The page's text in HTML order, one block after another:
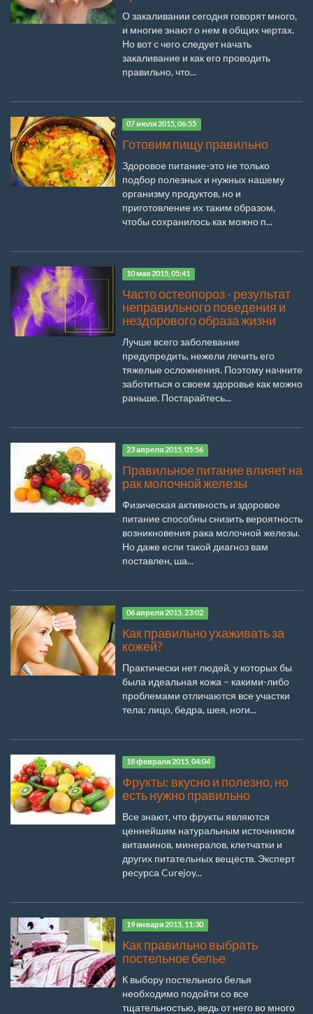
О закаливании сегодня говорят много,
и многие знают о нем в общих чертах.
Но вот с чего следует начать
закаливание и как его проводить
правильно, что...
07 июля 2015, 06:55
Готовим пищу правильно
Здоровое питание-это не только
подбор полезных и нужных нашему
организму продуктов, но и
приготовление их таким образом,
чтобы сохранилось как можно п...
10 мая 2015, 05:41
Часто остеопороз - результат
неправильного поведения и
нездорового образа жизни
Лучше всего заболевание
предупредить, нежели лечить его
тяжелые осложнения. Поэтому начните
заботиться о своем здоровье как можно
раньше. Постарайтесь...
23 апреля 2015, 05:56
Правильное питание влияет на
рак молочной железы
Физическая активность и здоровое
питание способны снизить вероятность
возникновения рака молочной железы.
Но даже если такой диагноз вам
поставлен, ша...
06 апреля 2015, 23:02
Как правильно ухаживать за
кожей?
Практически нет людей, у которых бы
была идеальная кожа – какими-либо
проблемами отличаются все участки
тела: лицо, бедра, шея, ноги...
18 февраля 2015, 04:04
Фрукты: вкусно и полезно, но
есть нужно правильно
Все знают, что фрукты являются
ценнейшим натуральным источником
витаминов, минералов, клетчатки и
других питательных веществ. Эксперт
ресурса Curejoy...
19 января 2015, 11:30
Как правильно выбрать
постельное белье
К выбору постельного белья
необходимо подойти со все
тщательностью, ведь от него во много